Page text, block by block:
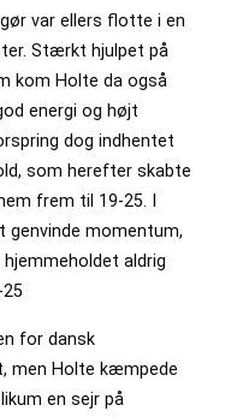
var ellers flotte i en
Stærkt hjulpet på
kom Holte da også
energi og højt
dog indhentet
som herefter skabte
frem til 19-25. I
momentum,
aldrig
for dansk
men Holte kæmpede
en sejr på